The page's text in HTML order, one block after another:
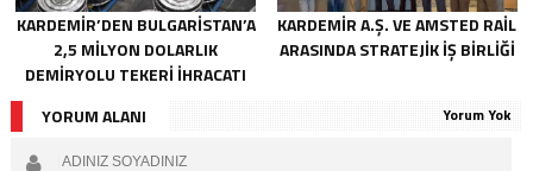
KARDEMİR’DEN BULGARİSTAN’A
2,5 MİLYON DOLARLIK
DEMİRYOLU TEKERİ İHRACATI
KARDEMİR A.Ş. VE AMSTED RAİL
ARASINDA STRATEJİK İŞ BİRLİĞİ
YORUM ALANI Yorum Yok